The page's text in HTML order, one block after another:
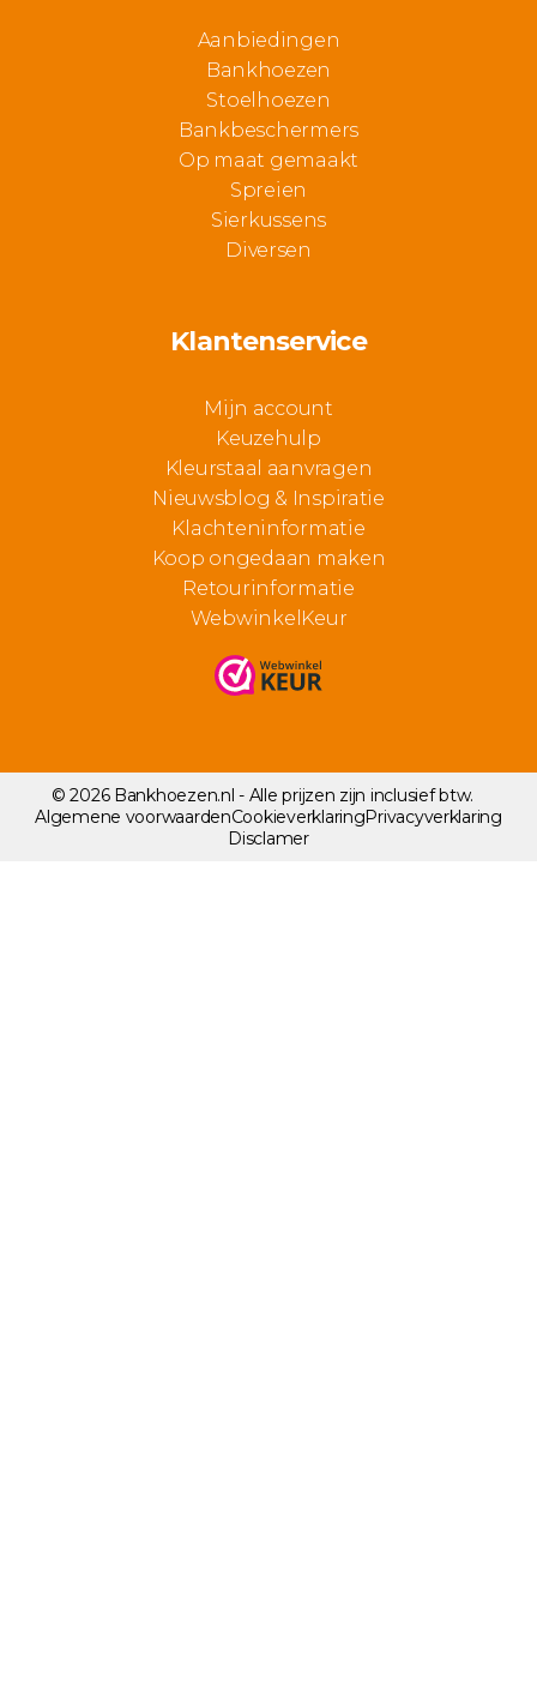
Aanbiedingen
Bankhoezen
Stoelhoezen
Bankbeschermers
Op maat gemaakt
Spreien
Sierkussens
Diversen
Klantenservice
Mijn account
Keuzehulp
Kleurstaal aanvragen
Nieuwsblog & Inspiratie
Klachteninformatie
Koop ongedaan maken
Retourinformatie
WebwinkelKeur
© 2026 Bankhoezen.nl - Alle prijzen zijn inclusief btw.
Algemene voorwaardenCookieverklaringPrivacyverklaring
Disclamer